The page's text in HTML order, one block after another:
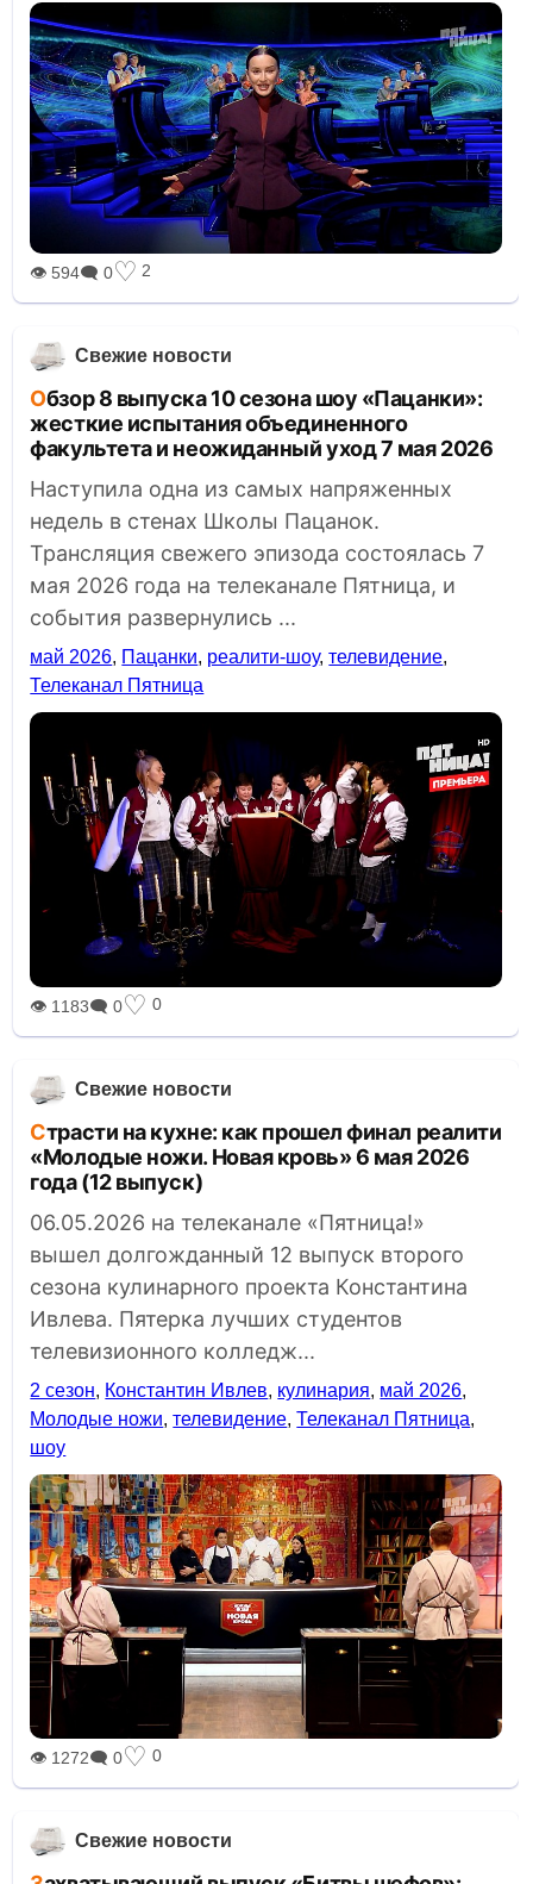
👁 594🗨 0♡ 2
Свежие новости
Обзор 8 выпуска 10 сезона шоу «Пацанки»:
жесткие испытания объединенного
факультета и неожиданный уход 7 мая 2026
Наступила одна из самых напряженных
недель в стенах Школы Пацанок.
Трансляция свежего эпизода состоялась 7
мая 2026 года на телеканале Пятница, и
события развернулись ...
май 2026, Пацанки, реалити-шоу,телевидение,
Телеканал Пятница
👁 1183🗨 0♡ 0
Свежие новости
Страсти на кухне: как прошел финал реалити
«Молодые ножи. Новая кровь» 6 мая 2026
года (12 выпуск)
06.05.2026 на телеканале «Пятница!»
вышел долгожданный 12 выпуск второго
сезона кулинарного проекта Константина
Ивлева. Пятерка лучших студентов
телевизионного колледж...
2 сезон, Константин Ивлев, кулинария, май 2026,
Молодые ножи,телевидение,Телеканал Пятница,
шоу
👁 1272🗨 0♡ 0
Свежие новости